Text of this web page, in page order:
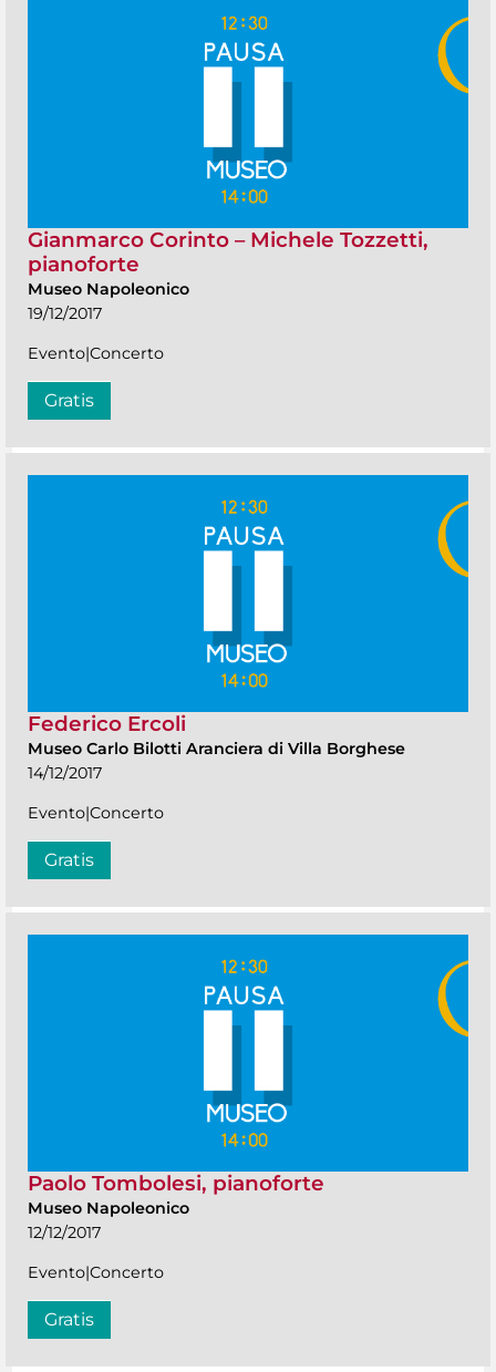
Gianmarco Corinto – Michele Tozzetti,
pianoforte
Museo Napoleonico
19/12/2017
Evento|Concerto
Gratis
Federico Ercoli
Museo Carlo Bilotti Aranciera di Villa Borghese
14/12/2017
Evento|Concerto
Gratis
Paolo Tombolesi, pianoforte
Museo Napoleonico
12/12/2017
Evento|Concerto
Gratis